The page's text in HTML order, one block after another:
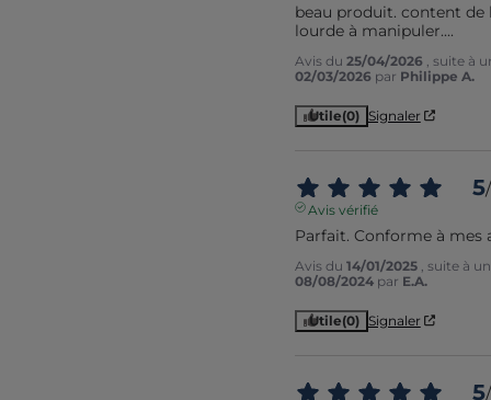
beau produit. content de
lourde à manipuler....
Avis du 25/04/2026
, suite à
02/03/2026 par Philippe A.
Utile(0) Signaler
5/
Avis vérifié
Parfait. Conforme à mes
Avis du 14/01/2025
, suite à
08/08/2024 par E.A.
Utile(0) Signaler
5/